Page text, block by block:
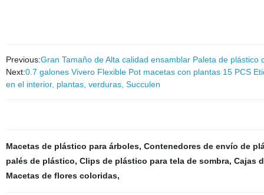
Previous:Gran Tamaño de Alta calidad ensamblar Paleta de plástico
Next:0.7 galones Vivero Flexible Pot macetas con plantas 15 PCS
en el interior, plantas, verduras, Succulen
Macetas de plástico para árboles, Contenedores de envío de
palés de plástico, Clips de plástico para tela de sombra, Cajas
Macetas de flores coloridas,